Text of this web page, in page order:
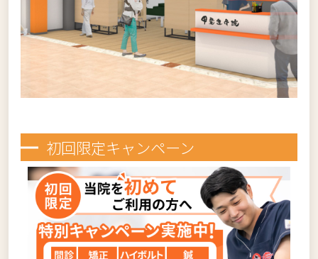
初回限定キャンペーン